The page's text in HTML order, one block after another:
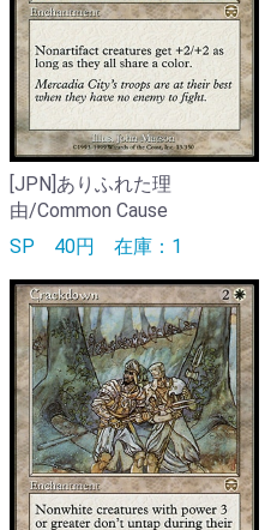
[JPN]ありふれた理
由/Common Cause
SP 40円 在庫：1